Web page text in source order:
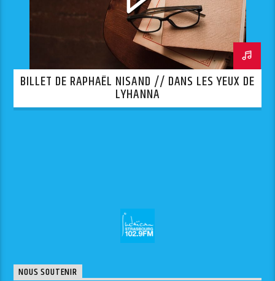
BILLET DE RAPHAËL NISAND // DANS LES YEUX DE
LYHANNA
NOUS SOUTENIR